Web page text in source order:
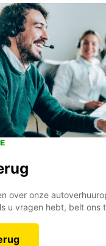
over onze
u vragen hebt, belt ons